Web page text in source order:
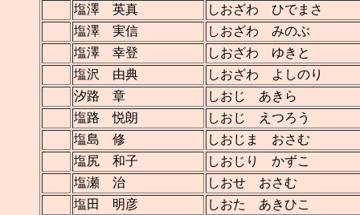
塩澤 英真
しおざわ ひでまさ
塩澤 実信
しおざわ みのぶ
塩澤 幸登
しおざわ ゆきと
塩沢 由典
しおざわ よしのり
汐路 章
しおじ あきら
塩路 悦朗
しおじ えつろう
塩島 修
しおじま おさむ
塩尻 和子
しおじり かずこ
塩瀬 治
しおせ おさむ
塩田 明彦
しおた あきひこ